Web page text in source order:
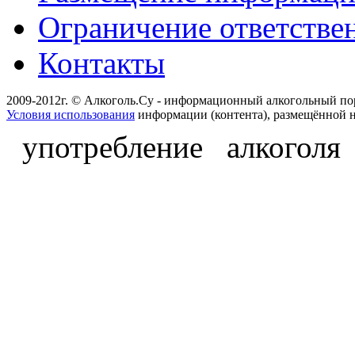
Ограничение
Контакты
2009-2012г. © Алкоголь.Су - информационный алкогольный
Условия использования информации (контента), размещённой
употребление